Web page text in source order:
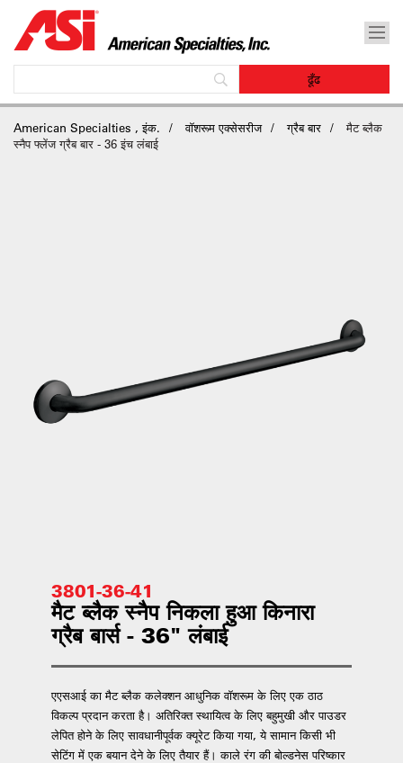
American Specialties , इंक. वॉशरूम एक्सेसरीज ग्रैब बार
मैट ब्लैक
स्नैप फ्लेंज ग्रैब बार - 36 इंच लंबाई
3801-36-41
मैट ब्लैक स्नैप निकला हुआ किनारा
ग्रैब बार्स - 36" लंबाई
एएसआई का मैट ब्लैक कलेक्शन आधुनिक वॉशरूम के लिए एक ठाठ
विकल्प प्रदान करता है। अतिरिक्त स्थायित्व के लिए बहुमुखी और पाउडर
लेपित होने के लिए सावधानीपूर्वक क्यूरेट किया गया, ये सामान किसी भी
सेटिंग में एक बयान देने के लिए तैयार हैं। काले रंग की बोल्डनेस परिष्कार